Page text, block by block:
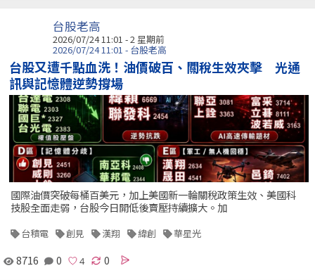
台股老高
2026/07/24 11:01 - 2 星期前
2026/07/24 11:01 - 台股老高
台股又遭千點血洗！油價破百、關稅生效夾擊 光通
訊與記憶體逆勢撐場
國際油價突破每桶百美元，加上美國新一輪關稅政策生效、美國科
技股全面走弱，台股今日開低後賣壓持續擴大。加
台積電 創見 漢翔 緯創 華星光
8716 0 0